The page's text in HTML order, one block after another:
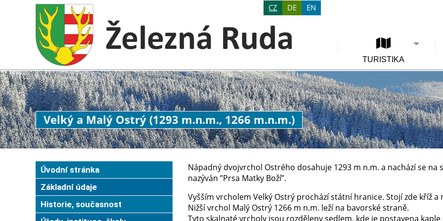
CZ DE EN
TURISTIKA
Velký a Malý Ostrý (1293 m.n.m., 1266 m.n.m.)
Úvodní stránka
Základní údaje
Historie, současnost
Nápadný dvojvrchol Ostrého dosahuje 1293 m n.m. a nachází se
nazýván ”Prsa Matky Boží”.
Vyšším vrcholem Velký Ostrý prochází státní hranice. Stojí zde kříž
Nižší vrchol Malý Ostrý 1266 m n.m. leží na bavorské straně.
Tyto skalnaté vrcholy jsou rozděleny sedlem, kde je postavena kaple